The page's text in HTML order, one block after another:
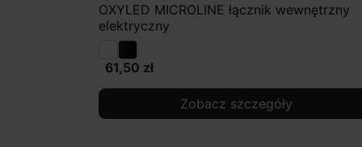
OXYLED MICROLINE łącznik wewnętrzny
elektryczny
61,50 zł
Zobacz szczegóły